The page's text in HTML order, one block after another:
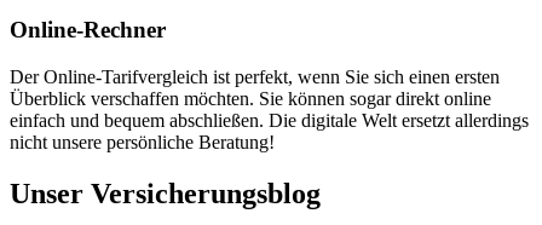
Online-Rechner
Der Online-Tarifvergleich ist perfekt, wenn Sie sich einen ersten
Überblick verschaffen möchten. Sie können sogar direkt online
einfach und bequem abschließen. Die digitale Welt ersetzt allerdings
nicht unsere persönliche Beratung!
Unser Versicherungsblog